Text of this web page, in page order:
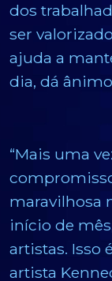
dos
ser
ajuda a
dia, dá
“Mais uma
maravilhosa
início de
artistas. Isso
artista